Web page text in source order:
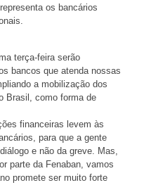
os bancários
terça-feira serão
bancos que atenda nossas
a mobilização dos
Brasil, como forma de
financeiras levem às
para que a gente
e não da greve. Mas,
parte da Fenaban, vamos
promete ser muito forte